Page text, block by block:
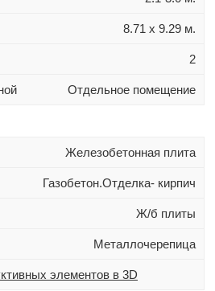
блок
8.71 х 9.29 м.
2
Отдельное помещение
Железобетонная плита
Газобетон.Отделка- кирпич
Ж/б плиты
Металлочерепица
элементов в 3D